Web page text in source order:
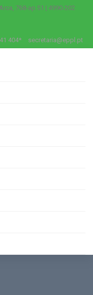
768-ap 51 | 4990-202
404* secretaria@eppl.pt